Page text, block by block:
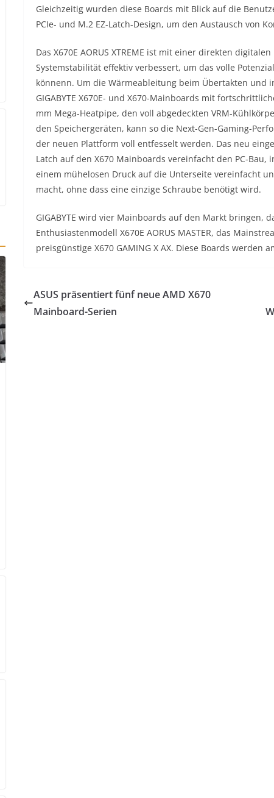
Gleichzeitig wurden diese Boards mit Blick auf die
PCIe- und M.2 EZ-Latch-Design, um den Austausch von
Das X670E AORUS XTREME ist mit einer direkten
Systemstabilität effektiv verbessert, um das volle
könnenn. Um die Wärmeableitung beim Übertakten und
GIGABYTE X670E- und X670-Mainboards mit
mm Mega-Heatpipe, den voll abgedeckten VRM-
den Speichergeräten, kann so die Next-Gen-Gaming-
der neuen Plattform voll entfesselt werden. Das neu
Latch auf den X670 Mainboards vereinfacht den PC-
einem mühelosen Druck auf die Unterseite vereinfacht
macht, ohne dass eine einzige Schraube benötigt wird.
GIGABYTE wird vier Mainboards auf den Markt bringen,
Enthusiastenmodell X670E AORUS MASTER, das
preisgünstige X670 GAMING X AX. Diese Boards werden
ASUS präsentiert fünf neue AMD X670
Mainboard-Serien